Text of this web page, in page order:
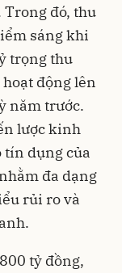
đó, thu
sáng khi
trọng thu
động lên
năm trước.
lược kinh
tín dụng của
đa dạng
rủi ro và
tỷ đồng,